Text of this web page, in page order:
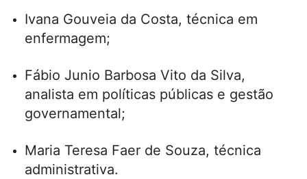
Ivana Gouveia da Costa, técnica em
enfermagem;
Fábio Junio Barbosa Vito da Silva,
analista em políticas públicas e gestão
governamental;
Maria Teresa Faer de Souza, técnica
administrativa.